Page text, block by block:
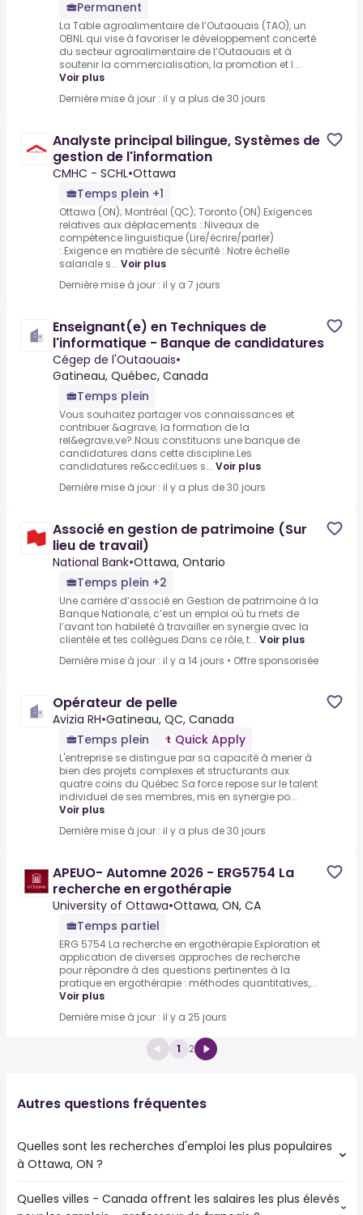
Permanent
La Table agroalimentaire de l’Outaouais (TAO), un
OBNL qui vise à favoriser le développement concerté
du secteur agroalimentaire de l’Outaouais et à
soutenir la commercialisation, la promotion et l...
Voir plus
Dernière mise à jour : il y a plus de 30 jours
Analyste principal bilingue, Systèmes de
gestion de l'information
CMHC - SCHL•Ottawa
Temps plein +1
Ottawa (ON); Montréal (QC); Toronto (ON).Exigences
relatives aux déplacements :.Niveaux de
compétence linguistique (Lire/écrire/parler)
:.Exigence en matière de sécurité :.Notre échelle
salariale s... Voir plus
Dernière mise à jour : il y a 7 jours
Enseignant(e) en Techniques de
l'informatique - Banque de candidatures
Cégep de l'Outaouais•
Gatineau, Québec, Canada
Temps plein
Vous souhaitez partager vos connaissances et
contribuer &agrave; la formation de la
rel&egrave;ve?.Nous constituons une banque de
candidatures dans cette discipline.Les
candidatures re&ccedil;ues s... Voir plus
Dernière mise à jour : il y a plus de 30 jours
Associé en gestion de patrimoine (Sur
lieu de travail)
National Bank•Ottawa, Ontario
Temps plein +2
Une carrière d’associé en Gestion de patrimoine à la
Banque Nationale, c’est un emploi où tu mets de
l’avant ton habileté à travailler en synergie avec la
clientèle et tes collègues.Dans ce rôle, t... Voir plus
Dernière mise à jour : il y a 14 jours • Offre sponsorisée
Opérateur de pelle
Avizia RH•Gatineau, QC, Canada
Temps plein
Quick Apply
L'entreprise se distingue par sa capacité à mener à
bien des projets complexes et structurants aux
quatre coins du Québec.Sa force repose sur le talent
individuel de ses membres, mis en synergie po...
Voir plus
Dernière mise à jour : il y a plus de 30 jours
APEUO- Automne 2026 - ERG5754 La
recherche en ergothérapie
University of Ottawa•Ottawa, ON, CA
Temps partiel
ERG 5754 La recherche en ergothérapie.Exploration et
application de diverses approches de recherche
pour répondre à des questions pertinentes à la
pratique en ergothérapie : méthodes quantitatives,...
Voir plus
Dernière mise à jour : il y a 25 jours
1 2
Autres questions fréquentes
Quelles sont les recherches d'emploi les plus populaires
à Ottawa, ON ?
Les 10 recherches d'emploi les plus populaires à Ottawa,
Quelles villes - Canada offrent les salaires les plus élevés